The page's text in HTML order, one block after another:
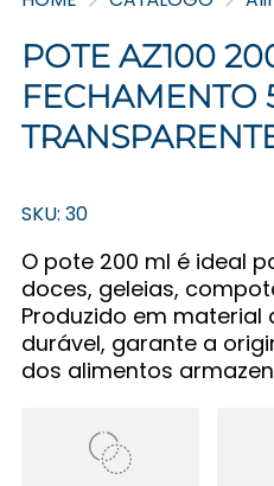
POTE AZ100
FECHAMENTO
SKU: 30
O pote 200 ml é ideal
doces, geleias,
Produzido em material
durável, garante a
dos alimentos